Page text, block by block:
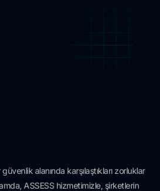
alanında karşılaştıkları zorluklar
ASSESS hizmetimizle, şirketlerin